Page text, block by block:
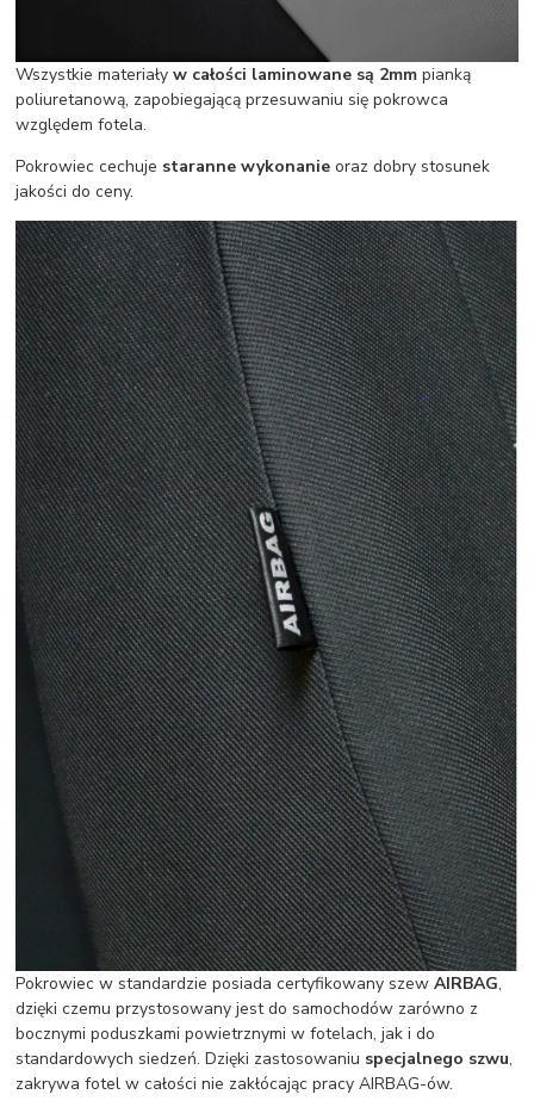
Wszystkie materiaływ całości laminowane są 2mm pianką
poliuretanową, zapobiegającą przesuwaniu się pokrowca
względem fotela.
Pokrowiec cechuje staranne wykonanie oraz dobry stosunek
jakości do ceny.
Pokrowiec w standardzie posiada certyfikowany szew AIRBAG,
dzięki czemu przystosowany jest do samochodów zarówno z
bocznymi poduszkami powietrznymi w fotelach, jak i do
standardowych siedzeń. Dzięki zastosowaniu specjalnego szwu,
zakrywa fotel w całości nie zakłócając pracy AIRBAG-ów.